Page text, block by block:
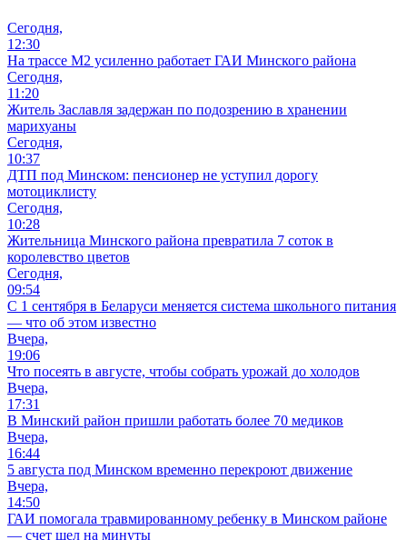
Сегодня,
12:30
На трассе М2 усиленно работает ГАИ Минского района
Сегодня,
11:20
Житель Заславля задержан по подозрению в хранении
марихуаны
Сегодня,
10:37
ДТП под Минском: пенсионер не уступил дорогу
мотоциклисту
Сегодня,
10:28
Жительница Минского района превратила 7 соток в
королевство цветов
Сегодня,
09:54
С 1 сентября в Беларуси меняется система школьного питания
— что об этом известно
Вчера,
19:06
Что посеять в августе, чтобы собрать урожай до холодов
Вчера,
17:31
В Минский район пришли работать более 70 медиков
Вчера,
16:44
5 августа под Минском временно перекроют движение
Вчера,
14:50
ГАИ помогала травмированному ребенку в Минском районе
— счет шел на минуты